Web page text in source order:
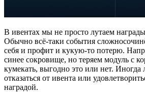
В ивентах мы не просто лутаем
Обычно всё-таки события
себя и профит и кукую-то потерю.
синее сокровище, но теряем модуль с
кумекать, выгодно это или нет. Иногда
отказаться от ивента или
наградой.